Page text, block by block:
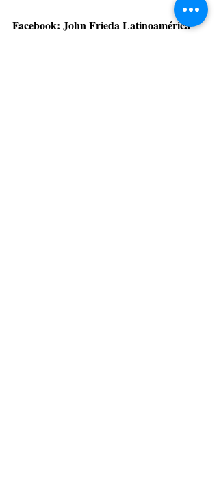
Facebook: John Frieda Latinoamérica